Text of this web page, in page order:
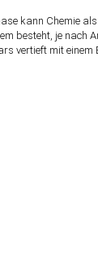
kann Chemie
besteht, je nach
vertieft mit